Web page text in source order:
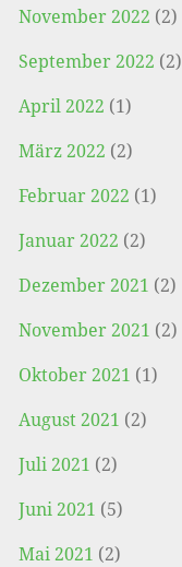
November 2022 (2)
September 2022 (2)
April 2022 (1)
März 2022 (2)
Februar 2022 (1)
Januar 2022 (2)
Dezember 2021 (2)
November 2021 (2)
Oktober 2021 (1)
August 2021 (2)
Juli 2021 (2)
Juni 2021 (5)
Mai 2021 (2)